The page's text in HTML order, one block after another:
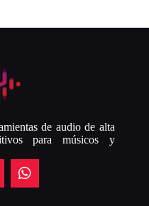
de audio de alta
para músicos y